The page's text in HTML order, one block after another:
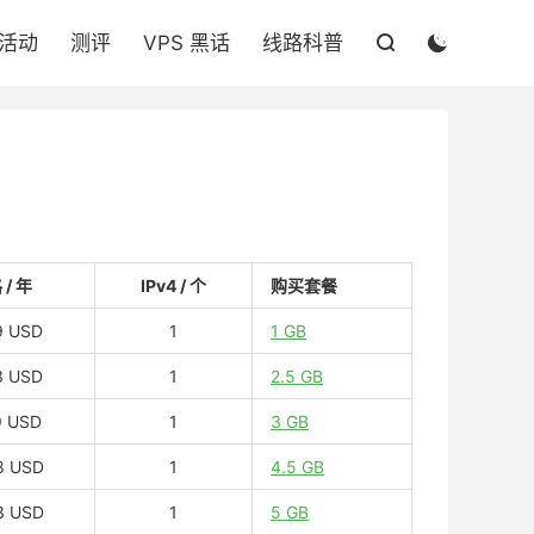
动 测评 VPS 黑话 线路科普  
/ 年 IPv4 / 个 购买套餐
USD 1 1 GB
USD 1 2.5 GB
USD 1 3 GB
USD 1 4.5 GB
USD 1 5 GB